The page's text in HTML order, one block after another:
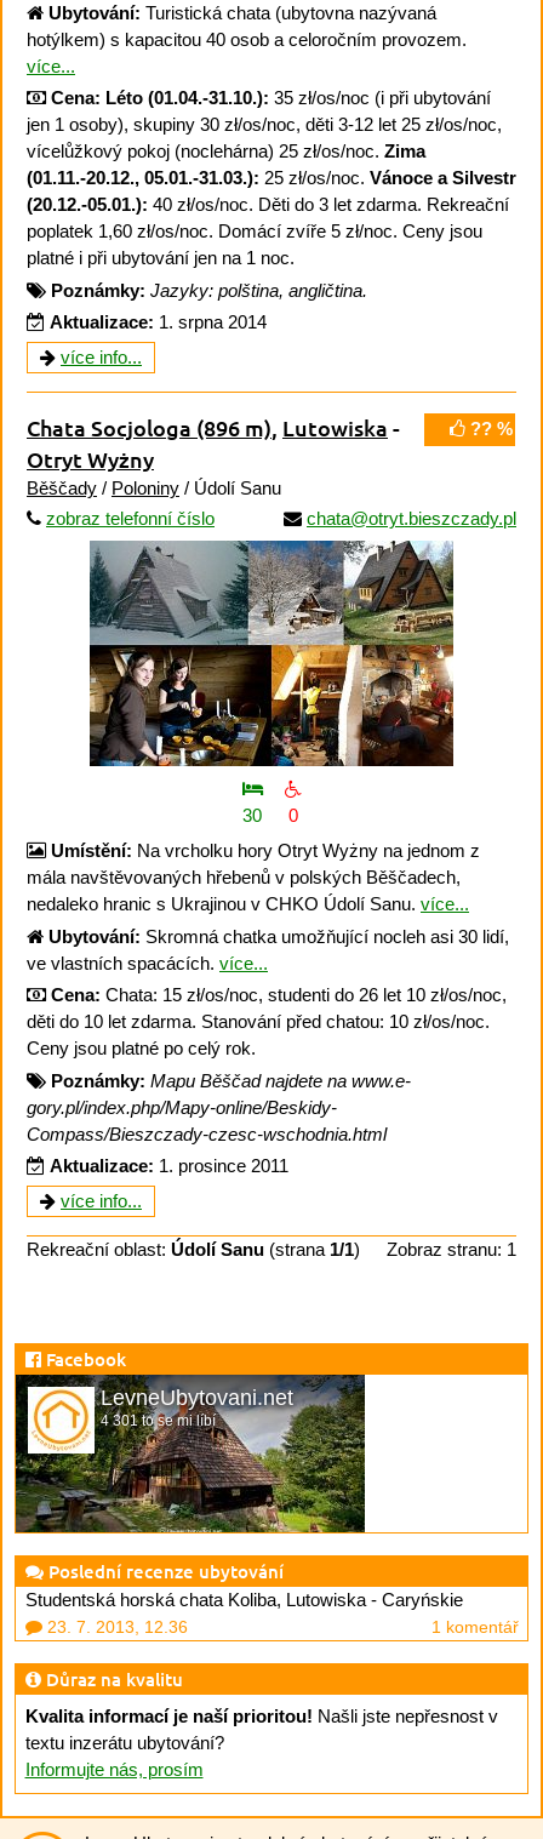
Ubytování: Turistická chata (ubytovna nazývaná
hotýlkem) s kapacitou 40 osob a celoročním provozem.
více...
Cena: Léto (01.04.-31.10.): 35 zł/os/noc (i při ubytování
jen 1 osoby), skupiny 30 zł/os/noc, děti 3-12 let 25 zł/os/noc,
vícelůžkový pokoj (noclehárna) 25 zł/os/noc. Zima
(01.11.-20.12., 05.01.-31.03.): 25 zł/os/noc. Vánoce a Silvestr
(20.12.-05.01.): 40 zł/os/noc. Děti do 3 let zdarma. Rekreační
poplatek 1,60 zł/os/noc. Domácí zvíře 5 zł/noc. Ceny jsou
platné i při ubytování jen na 1 noc.
Poznámky: Jazyky: polština, angličtina.
Aktualizace: 1. srpna 2014
více info...
?? %
Chata Socjologa (896 m), Lutowiska -
Otryt Wyżny
Běščady / Poloniny / Údolí Sanu
zobraz telefonní číslo
chata@otryt.bieszczady.pl
30
0
Umístění: Na vrcholku hory Otryt Wyżny na jednom z
mála navštěvovaných hřebenů v polských Běščadech,
nedaleko hranic s Ukrajinou v CHKO Údolí Sanu. více...
Ubytování: Skromná chatka umožňující nocleh asi 30 lidí,
ve vlastních spacácích. více...
Cena: Chata: 15 zł/os/noc, studenti do 26 let 10 zł/os/noc,
děti do 10 let zdarma. Stanování před chatou: 10 zł/os/noc.
Ceny jsou platné po celý rok.
Poznámky: Mapu Běščad najdete na www.e-
gory.pl/index.php/Mapy-online/Beskidy-
Compass/Bieszczady-czesc-wschodnia.html
Aktualizace: 1. prosince 2011
více info...
Rekreační oblast: Údolí Sanu (strana 1/1) Zobraz stranu: 1
Facebook
LevneUbytovani.net
4 301 to se mi líbí
Poslední recenze ubytování
Studentská horská chata Koliba, Lutowiska - Caryńskie
23. 7. 2013, 12.36 1 komentář
Důraz na kvalitu
Kvalita informací je naší prioritou! Našli jste nepřesnost v
textu inzerátu ubytování?
Informujte nás, prosím